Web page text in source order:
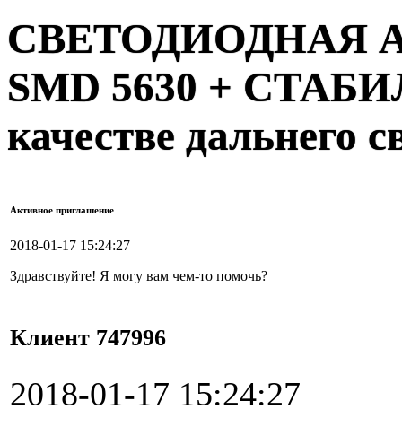
СВЕТОДИОДНАЯ
SMD 5630 +
качестве дальнего
Активное приглашение
2018-01-17 15:24:27
Здравствуйте! Я могу вам чем-то помочь?
Клиент 747996
2018-01-17 15:24:27